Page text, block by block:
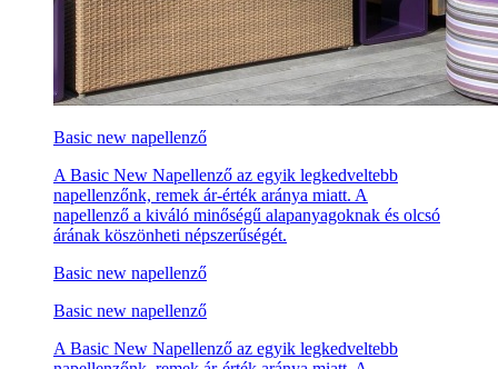
Basic new napellenző
A Basic New Napellenző az egyik legkedveltebb
napellenzőnk, remek ár-érték aránya miatt. A
napellenző a kiváló minőségű alapanyagoknak és olcsó
árának köszönheti népszerűségét.
Basic new napellenző
Basic new napellenző
A Basic New Napellenző az egyik legkedveltebb